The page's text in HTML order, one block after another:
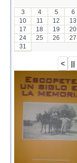
3
4 5 6
10
11 12 13
17
18 19 20
24
25 26 27
31